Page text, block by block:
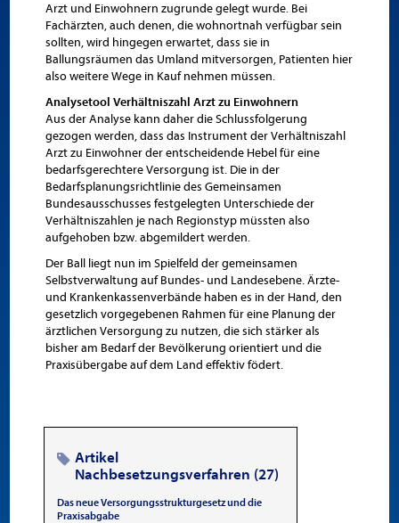
Arzt und Einwohnern zugrunde gelegt wurde. Bei
Fachärzten, auch denen, die wohnortnah verfügbar sein
sollten, wird hingegen erwartet, dass sie in
Ballungsräumen das Umland mitversorgen, Patienten hier
also weitere Wege in Kauf nehmen müssen.
Analysetool Verhältniszahl Arzt zu Einwohnern
Aus der Analyse kann daher die Schlussfolgerung
gezogen werden, dass das Instrument der Verhältniszahl
Arzt zu Einwohner der entscheidende Hebel für eine
bedarfsgerechtere Versorgung ist. Die in der
Bedarfsplanungsrichtlinie des Gemeinsamen
Bundesausschusses festgelegten Unterschiede der
Verhältniszahlen je nach Regionstyp müssten also
aufgehoben bzw. abgemildert werden.
Der Ball liegt nun im Spielfeld der gemeinsamen
Selbstverwaltung auf Bundes- und Landesebene. Ärzte-
und Krankenkassenverbände haben es in der Hand, den
gesetzlich vorgegebenen Rahmen für eine Planung der
ärztlichen Versorgung zu nutzen, die sich stärker als
bisher am Bedarf der Bevölkerung orientiert und die
Praxisübergabe auf dem Land effektiv födert.
Artikel
Nachbesetzungsverfahren (27)
Das neue Versorgungsstrukturgesetz und die
Praxisabgabe